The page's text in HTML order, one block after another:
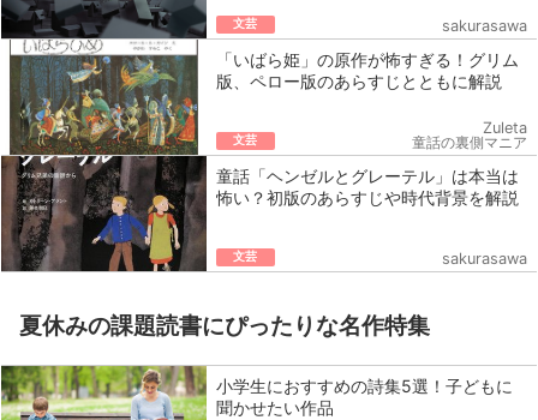
文芸 sakurasawa
「いばら姫」の原作が怖すぎる！グリム
版、ペロー版のあらすじとともに解説
文芸
Zuleta
童話の裏側マニア
童話「ヘンゼルとグレーテル」は本当は
怖い？初版のあらすじや時代背景を解説
文芸 sakurasawa
夏休みの課題読書にぴったりな名作特集
小学生におすすめの詩集5選！子どもに
聞かせたい作品